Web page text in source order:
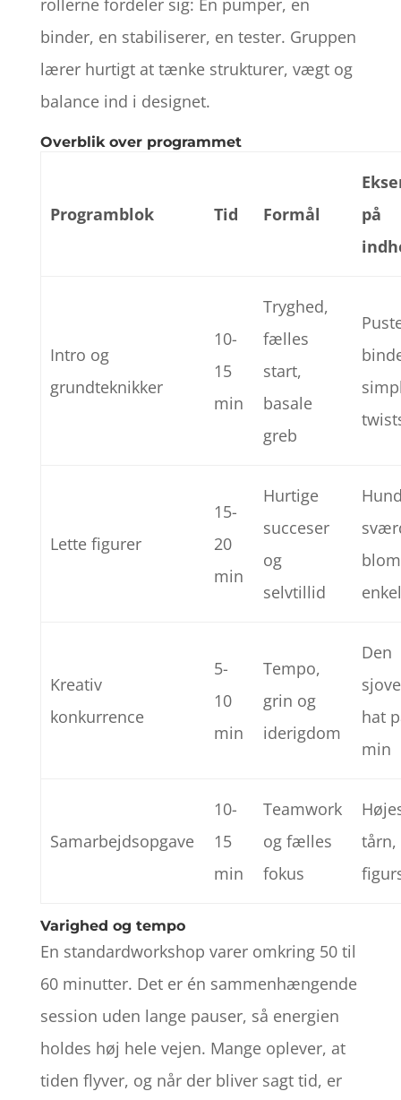
rollerne fordeler sig: En pumper, en
binder, en stabiliserer, en tester. Gruppen
lærer hurtigt at tænke strukturer, vægt og
balance ind i designet.
Overblik over programmet
Programblok Tid Formål
på
Intro og
grundteknikker
10-
15
min
Tryghed,
fælles
start,
basale
greb
Lette figurer
15-
20
min
Hurtige
succeser
og
selvtillid
Kreativ
konkurrence
5-
10
min
Tempo,
grin og
iderigdom
Den
hat
min
Samarbejdsopgave
10-
15
min
Teamwork
og fælles
fokus
tårn,
Varighed og tempo
En standardworkshop varer omkring 50 til
60 minutter. Det er én sammenhængende
session uden lange pauser, så energien
holdes høj hele vejen. Mange oplever, at
tiden flyver, og når der bliver sagt tid, er